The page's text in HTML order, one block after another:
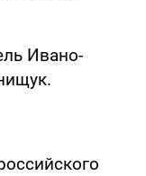
Ивано-